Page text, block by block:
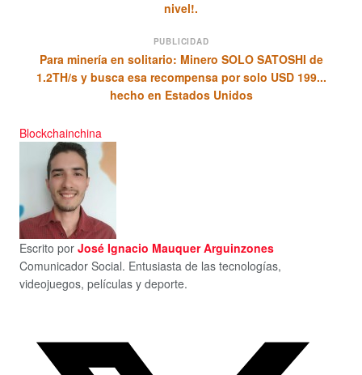
nivel!.
PUBLICIDAD
Para minería en solitario: Minero SOLO SATOSHI de
1.2TH/s y busca esa recompensa por solo USD 199...
hecho en Estados Unidos
Blockchainchina
Escrito por José Ignacio Mauquer Arguinzones
Comunicador Social. Entusiasta de las tecnologías,
videojuegos, películas y deporte.